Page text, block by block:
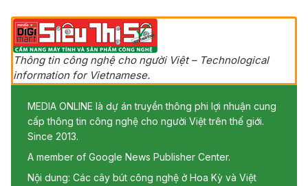
Thông tin công nghệ cho người Việt – Technological
information for Vietnamese.
MEDIA ONLINE là dự án truyền thông phi lợi nhuận cung
cấp thông tin công nghệ cho người Việt trên thế giới.
Since 2013.
A member of Google News Publisher Center.
Nội dung: Các cây bút công nghệ ở Hoa Kỳ và Việt